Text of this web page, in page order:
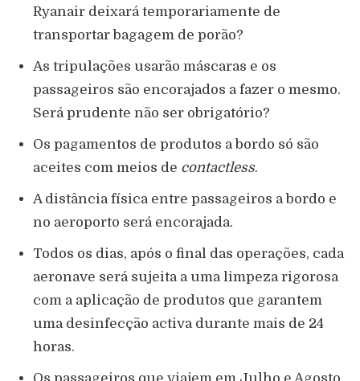
Ryanair deixará temporariamente de
transportar bagagem de porão?
As tripulações usarão máscaras e os
passageiros são encorajados a fazer o mesmo.
Será prudente não ser obrigatório?
Os pagamentos de produtos a bordo só são
aceites com meios de contactless.
A distância física entre passageiros a bordo e
no aeroporto será encorajada.
Todos os dias, após o final das operações, cada
aeronave será sujeita a uma limpeza rigorosa
com a aplicação de produtos que garantem
uma desinfecção activa durante mais de 24
horas.